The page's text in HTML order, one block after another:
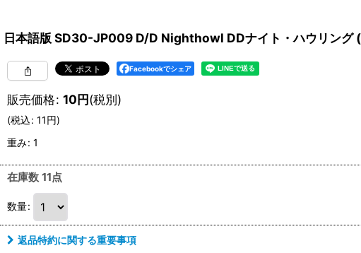
日本語版 SD30-JP009 D/D Nighthowl DDナイト・ハウリング
Facebookでシェア
販売価格: 10円(税別)
(税込: 11円)
重み: 1
在庫数 11点
数量:
返品特約に関する重要事項